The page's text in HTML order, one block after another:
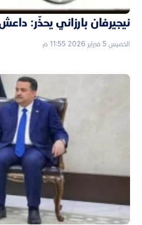
نيجيرفان بارزاني يحذّر:
الخميس 5 فبراير 2026 11:55 م